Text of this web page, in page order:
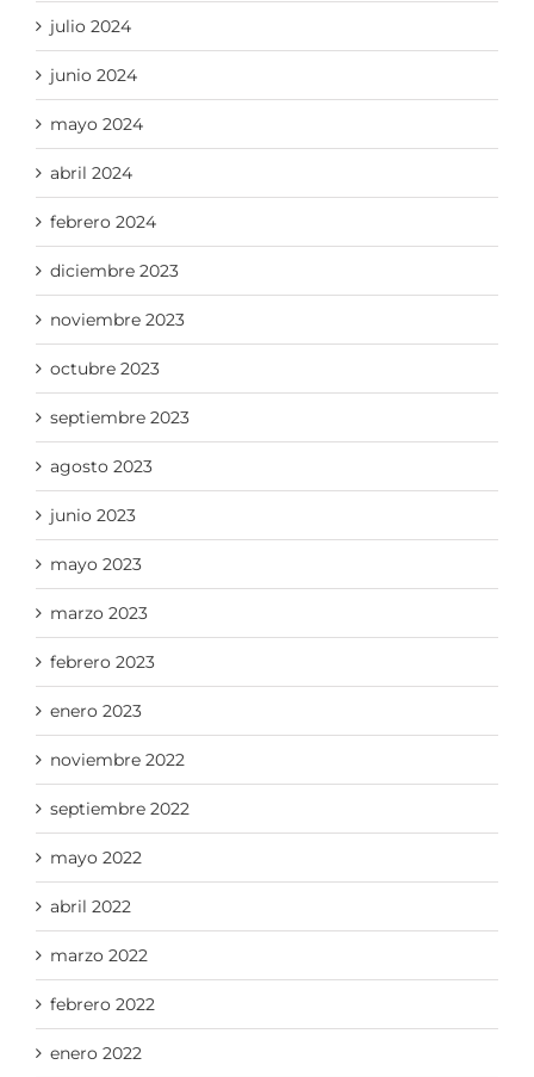
julio 2024
junio 2024
mayo 2024
abril 2024
febrero 2024
diciembre 2023
noviembre 2023
octubre 2023
septiembre 2023
agosto 2023
junio 2023
mayo 2023
marzo 2023
febrero 2023
enero 2023
noviembre 2022
septiembre 2022
mayo 2022
abril 2022
marzo 2022
febrero 2022
enero 2022